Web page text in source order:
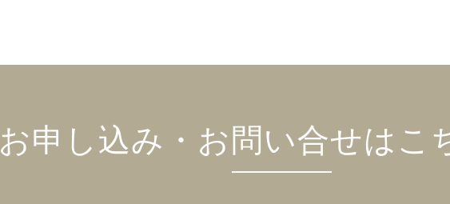
お申し込み・お問い合せはこ